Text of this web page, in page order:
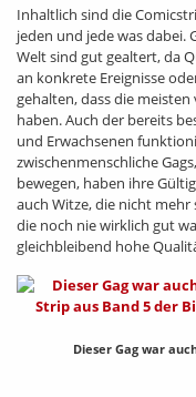
Inhaltlich sind die
jeden und jede was dabei.
Welt sind gut gealtert, da
an konkrete Ereignisse
gehalten, dass die
haben. Auch der bereits
und Erwachsenen
zwischenmenschliche
bewegen, haben ihre
auch Witze, die nicht
die noch nie wirklich gut
gleichbleibend hohe
Dieser Gag war